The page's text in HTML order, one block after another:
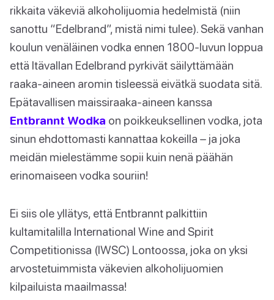
rikkaita väkeviä alkoholijuomia hedelmistä (niin
sanottu “Edelbrand”, mistä nimi tulee). Sekä vanhan
koulun venäläinen vodka ennen 1800-luvun loppua
että Itävallan Edelbrand pyrkivät säilyttämään
raaka-aineen aromin tisleessä eivätkä suodata sitä.
Epätavallisen maissiraaka-aineen kanssa
Entbrannt Wodka on poikkeuksellinen vodka, jota
sinun ehdottomasti kannattaa kokeilla – ja joka
meidän mielestämme sopii kuin nenä päähän
erinomaiseen vodka souriin!
Ei siis ole yllätys, että Entbrannt palkittiin
kultamitalilla International Wine and Spirit
Competitionissa (IWSC) Lontoossa, joka on yksi
arvostetuimmista väkevien alkoholijuomien
kilpailuista maailmassa!